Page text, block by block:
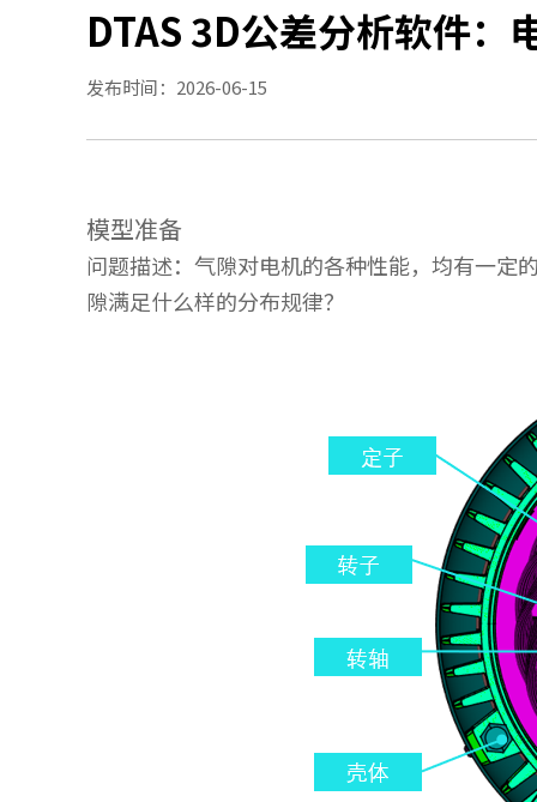
DTAS 3D公差分析软件：
发布时间：2026-06-15
模型准备
问题描述：气隙对电机的各种性能，均有一定
隙满足什么样的分布规律？